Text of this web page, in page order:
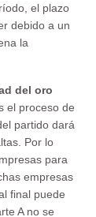
el plazo
debido a un
la
del oro
el proceso de
partido dará
Por lo
para
empresas
final puede
A no se